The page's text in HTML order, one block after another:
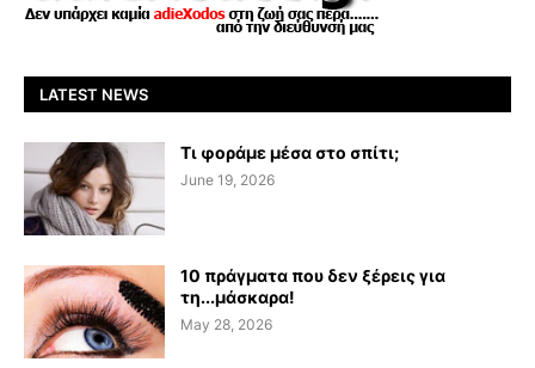
LATEST NEWS
Τι φοράμε μέσα στο σπίτι;
June 19, 2026
10 πράγματα που δεν ξέρεις για
τη...μάσκαρα!
May 28, 2026